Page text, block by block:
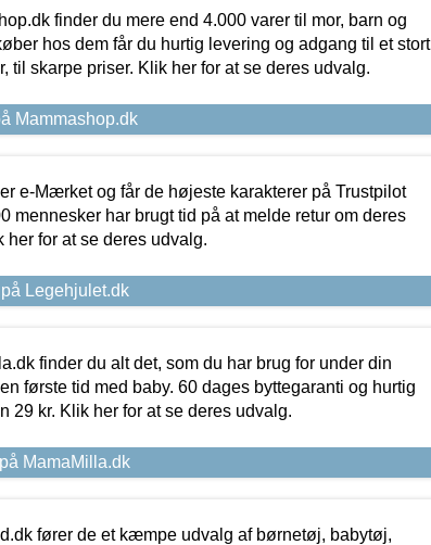
finder du mere end 4.000 varer til mor, barn og
hos dem får du hurtig levering og adgang til et stort
til skarpe priser. Klik her for at se deres udvalg.
Mammashop.dk
e-Mærket og får de højeste karakterer på Trustpilot
mennesker har brugt tid på at melde retur om deres
her for at se deres udvalg.
Legehjulet.dk
finder du alt det, som du har brug for under din
første tid med baby. 60 dages byttegaranti og hurtig
29 kr. Klik her for at se deres udvalg.
MamaMilla.dk
fører de et kæmpe udvalg af børnetøj, babytøj,